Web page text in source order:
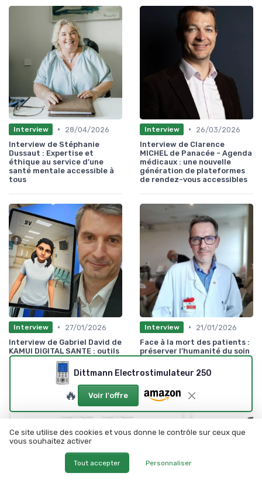
Interview •
28/04/2026
Interview de Stéphanie
Dussaut : Expertise et
éthique au service d’une
santé mentale accessible à
tous
Interview •
26/03/2026
Interview de Clarence
MICHEL de Panacée - Agenda
médicaux : une nouvelle
génération de plateformes
de rendez-vous accessibles
Interview •
27/01/2026
Interview de Gabriel David de
KAMUI DIGITAL SANTE : outils
innovants pour les
professionnels et industriels
Interview •
21/01/2026
Face à la mort des patients :
préserver l’humanité du soin
Dittmann Electrostimulateur 250
🔥 Voir l'offre
Ce site utilise des cookies et vous donne le contrôle sur ceux que
vous souhaitez activer
Tout accepter Personnaliser